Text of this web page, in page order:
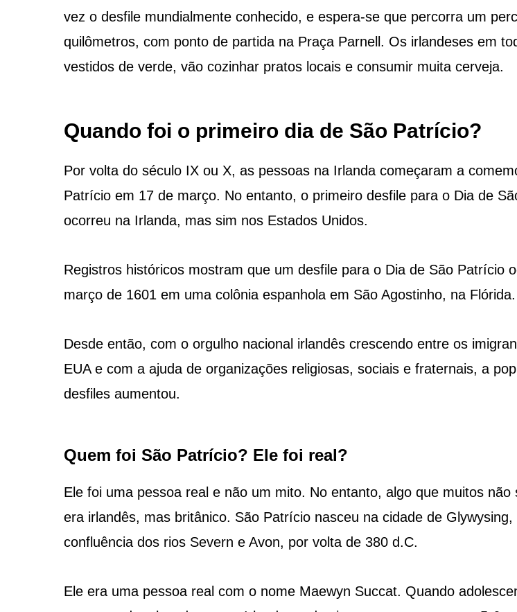
vez o desfile mundialmente conhecido, e espera-se que percorra um
quilômetros, com ponto de partida na Praça Parnell. Os irlandeses em
vestidos de verde, vão cozinhar pratos locais e consumir muita cerveja.
Quando foi o primeiro dia de São Patrício?
Por volta do século IX ou X, as pessoas na Irlanda começaram a
Patrício em 17 de março. No entanto, o primeiro desfile para o Dia de
ocorreu na Irlanda, mas sim nos Estados Unidos.
Registros históricos mostram que um desfile para o Dia de São Patrício
março de 1601 em uma colônia espanhola em São Agostinho, na Flórida.
Desde então, com o orgulho nacional irlandês crescendo entre os
EUA e com a ajuda de organizações religiosas, sociais e fraternais, a
desfiles aumentou.
Quem foi São Patrício? Ele foi real?
Ele foi uma pessoa real e não um mito. No entanto, algo que muitos não
era irlandês, mas britânico. São Patrício nasceu na cidade de
confluência dos rios Severn e Avon, por volta de 380 d.C.
Ele era uma pessoa real com o nome Maewyn Succat. Quando